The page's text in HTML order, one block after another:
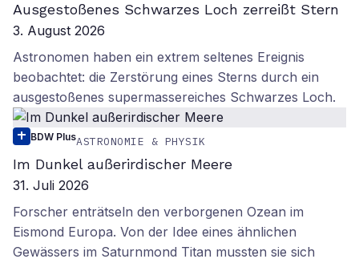
Ausgestoßenes Schwarzes Loch zerreißt Stern
3. August 2026
Astronomen haben ein extrem seltenes Ereignis
beobachtet: die Zerstörung eines Sterns durch ein
ausgestoßenes supermassereiches Schwarzes Loch.
BDW PlusASTRONOMIE & PHYSIK
Im Dunkel außerirdischer Meere
31. Juli 2026
Forscher enträtseln den verborgenen Ozean im
Eismond Europa. Von der Idee eines ähnlichen
Gewässers im Saturnmond Titan mussten sie sich